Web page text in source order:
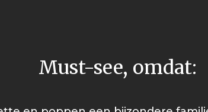
Must-see, omdat: